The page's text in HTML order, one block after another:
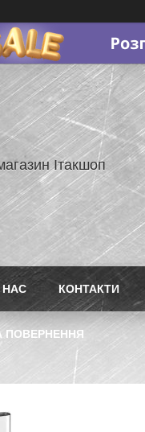
Ітакшоп
НАС КОНТАКТИ
ПОВЕРНЕННЯ